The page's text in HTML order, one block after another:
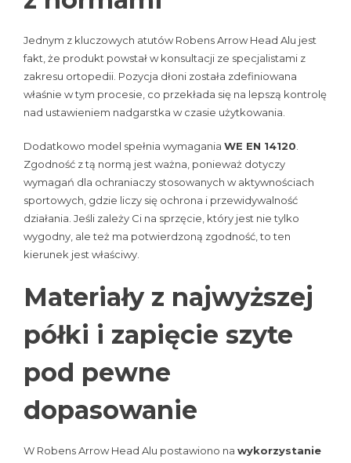
Jednym z kluczowych atutów Robens Arrow Head Alu jest
fakt, że produkt powstał w konsultacji ze specjalistami z
zakresu ortopedii. Pozycja dłoni została zdefiniowana
właśnie w tym procesie, co przekłada się na lepszą kontrolę
nad ustawieniem nadgarstka w czasie użytkowania.
Dodatkowo model spełnia wymagania WE EN 14120
Zgodność z tą normą jest ważna, ponieważ dotyczy
wymagań dla ochraniaczy stosowanych w aktywnościach
sportowych, gdzie liczy się ochrona i przewidywalność
działania. Jeśli zależy Ci na sprzęcie, który jest nie tylko
wygodny, ale też ma potwierdzoną zgodność, to ten
kierunek jest właściwy.
Materiały z najwyższej
półki i zapięcie szyte
pod pewne
dopasowanie
W Robens Arrow Head Alu postawiono na wykorzystanie